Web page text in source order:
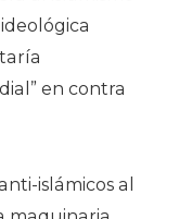
en contra
islámicos al